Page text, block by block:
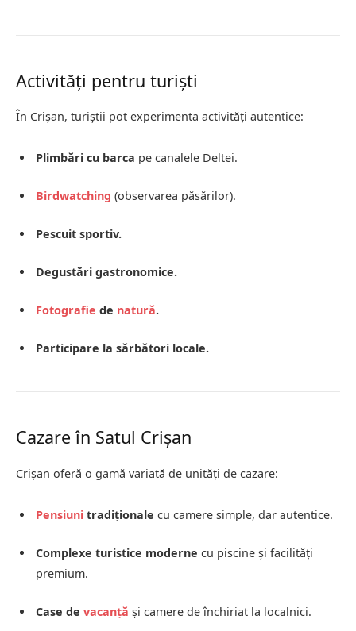
Activități pentru turiști
În Crișan, turiștii pot experimenta activități autentice:
Plimbări cu barca pe canalele Deltei.
Birdwatching (observarea păsărilor).
Pescuit sportiv.
Degustări gastronomice.
Fotografie de natură.
Participare la sărbători locale.
Cazare în Satul Crișan
Crișan oferă o gamă variată de unități de cazare:
Pensiuni tradiționale cu camere simple, dar autentice.
Complexe turistice moderne cu piscine și facilități
premium.
Case de vacanță și camere de închiriat la localnici.